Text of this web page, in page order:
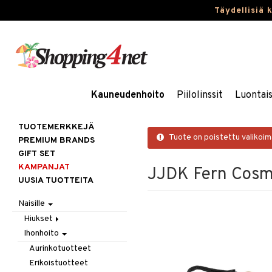
Täydellisiä
Kauneudenhoito Piilolinssit
Tuote on poistettu
JJDK Fern
TUOTEMERKKEJÄ
PREMIUM BRANDS
GIFT SET
KAMPANJAT
UUSIA TUOTTEITA
Naisille
Hiukset
Gift Set
Harjat / Kammat
Hiuskuurit
Ihonhoito
Aurinkotuotteet
Erikoistuotteet